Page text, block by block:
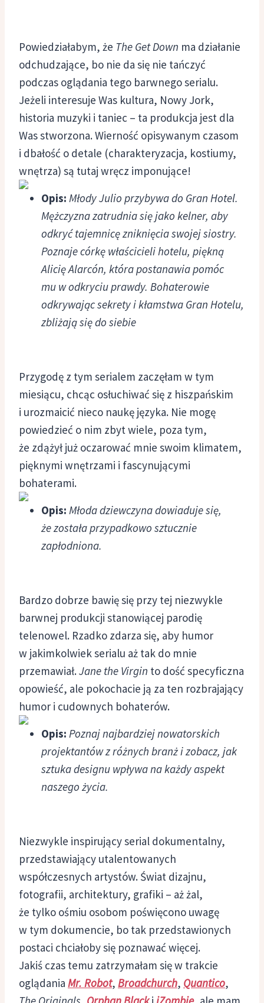
Powiedziałabym, że The Get Down ma działanie
odchudzające, bo nie da się nie tańczyć
podczas oglądania tego barwnego serialu.
Jeżeli interesuje Was kultura, Nowy Jork,
historia muzyki i taniec – ta produkcja jest dla
Was stworzona. Wierność opisywanym czasom
i dbałość o detale (charakteryzacja, kostiumy,
wnętrza) są tutaj wręcz imponujące!
Opis: Młody Julio przybywa do Gran Hotel.
Mężczyzna zatrudnia się jako kelner, aby
odkryć tajemnicę zniknięcia swojej siostry.
Poznaje córkę właścicieli hotelu, piękną
Alicię Alarcón, która postanawia pomóc
mu w odkryciu prawdy. Bohaterowie
odkrywając sekrety i kłamstwa Gran Hotelu,
zbliżają się do siebie
Przygodę z tym serialem zaczęłam w tym
miesiącu, chcąc osłuchiwać się z hiszpańskim
i urozmaicić nieco naukę języka. Nie mogę
powiedzieć o nim zbyt wiele, poza tym,
że zdążył już oczarować mnie swoim klimatem,
pięknymi wnętrzami i fascynującymi
bohaterami.
Opis: Młoda dziewczyna dowiaduje się,
że została przypadkowo sztucznie
zapłodniona.
Bardzo dobrze bawię się przy tej niezwykle
barwnej produkcji stanowiącej parodię
telenowel. Rzadko zdarza się, aby humor
w jakimkolwiek serialu aż tak do mnie
przemawiał.Jane the Virgin to dość specyficzna
opowieść, ale pokochacie ją za ten rozbrajający
humor i cudownych bohaterów.
Opis: Poznaj najbardziej nowatorskich
projektantów z różnych branż i zobacz, jak
sztuka designu wpływa na każdy aspekt
naszego życia.
Niezwykle inspirujący serial dokumentalny,
przedstawiający utalentowanych
współczesnych artystów. Świat dizajnu,
fotografii, architektury, grafiki – aż żal,
że tylko ośmiu osobom poświęcono uwagę
w tym dokumencie, bo tak przedstawionych
postaci chciałoby się poznawać więcej.
Jakiś czas temu zatrzymałam się w trakcie
oglądania Mr. Robot, Broadchurch, Quantico,